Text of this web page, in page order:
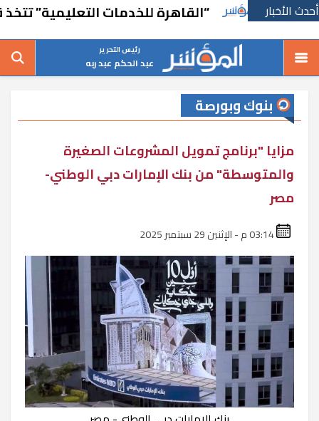
أحدث الأخبار “القاهرة للخدمات التعليمية” تتخذ
رئيس التحرير
عبد الحكم عبد ربه
بنوك وبورصة
مزايا "برنامج تمويل المشروعات الصغيرة
والمتوسطة" من بنك الإمارات دبي الوطني-
مصر